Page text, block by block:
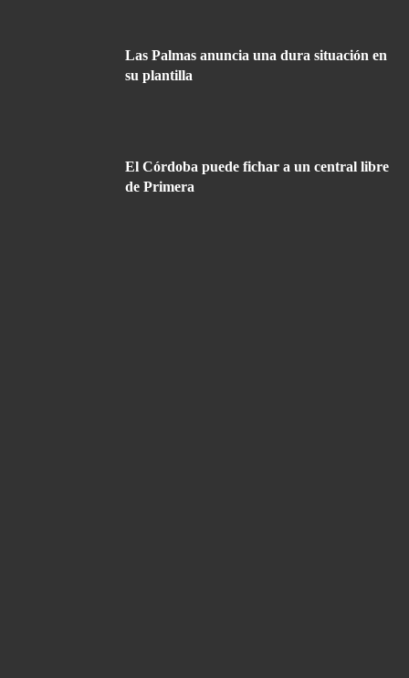
Las Palmas anuncia una dura situación en
su plantilla
El Córdoba puede fichar a un central libre
de Primera